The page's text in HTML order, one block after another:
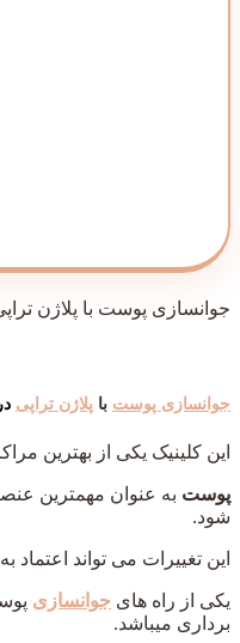
جوانسازی پوست با پلاژن
جوانسازی پوست با پلاژن تراپی
این کلینیک یکی از بهترین
پوست به عنوان مهمترین
شود.
این تغییرات می ‌تواند
یکی از راه های جوانسازی
برداری میباشد.